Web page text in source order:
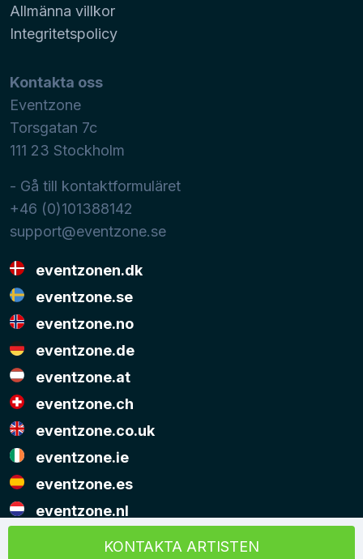
KONTAKTA ARTISTEN
Allmänna villkor
Integritetspolicy
Kontakta oss
Eventzone
Torsgatan 7c
111 23 Stockholm
- Gå till kontaktformuläret
+46 (0)101388142
support@eventzone.se
eventzonen.dk
eventzone.se
eventzone.no
eventzone.de
eventzone.at
eventzone.ch
eventzone.co.uk
eventzone.ie
eventzone.es
eventzone.nl
© Copyright Eventzone 2026